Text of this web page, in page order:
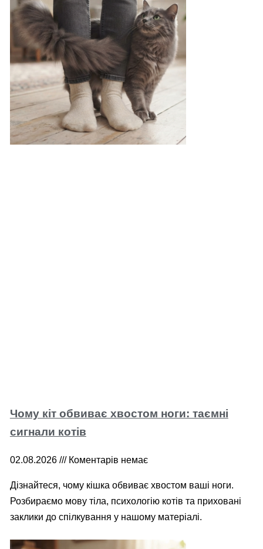
Чому кіт обвиває хвостом ноги: таємні
сигнали котів
02.08.2026 Коментарів немає
Дізнайтеся, чому кішка обвиває хвостом ваші ноги.
Розбираємо мову тіла, психологію котів та приховані
заклики до спілкування у нашому матеріалі.